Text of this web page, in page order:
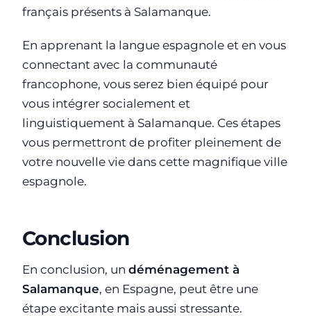
français présents à Salamanque.
En apprenant la langue espagnole et en vous
connectant avec la communauté
francophone, vous serez bien équipé pour
vous intégrer socialement et
linguistiquement à Salamanque. Ces étapes
vous permettront de profiter pleinement de
votre nouvelle vie dans cette magnifique ville
espagnole.
Conclusion
En conclusion, un déménagement à
Salamanque, en Espagne, peut être une
étape excitante mais aussi stressante.